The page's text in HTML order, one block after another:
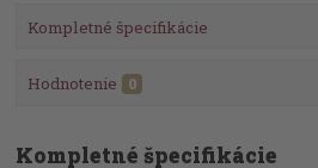
Kompletné špecifikácie
Hodnotenie 0
Kompletné špecifikácie